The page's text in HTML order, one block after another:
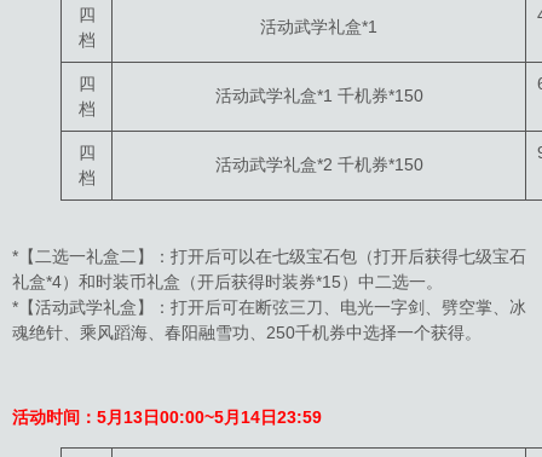
四
档
活动武学礼盒*1
四
档
活动武学礼盒*1 千机券*150
四
档
活动武学礼盒*2 千机券*150
*【二选一礼盒二】：打开后可以在七级宝石包（打开后获得七级宝石
礼盒*4）和时装币礼盒（开后获得时装券*15）中二选一。
*【活动武学礼盒】：打开后可在断弦三刀、电光一字剑、劈空掌、冰
魂绝针、乘风蹈海、春阳融雪功、250千机券中选择一个获得。
活动时间： 5月13日00:00~5月14日23:59